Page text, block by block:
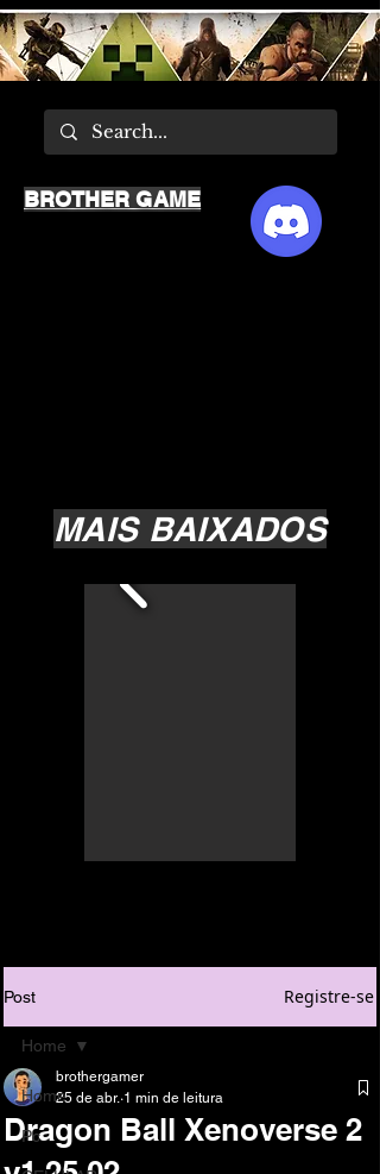
MAIS BAIXADOS
BROTHER GAME
Post Registre-se
Home
Pc
Home
Dragon Ball Xenoverse 2
brothergamer
25 de abr. 1 min de leitura